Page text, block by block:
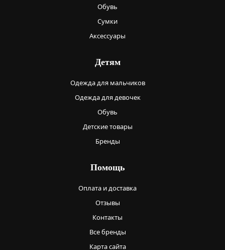
Обувь
Сумки
Аксессуары
Детям
Одежда для мальчиков
Одежда для девочек
Обувь
Детские товары
Бренды
Помощь
Оплата и доставка
Отзывы
Контакты
Все бренды
Карта сайта